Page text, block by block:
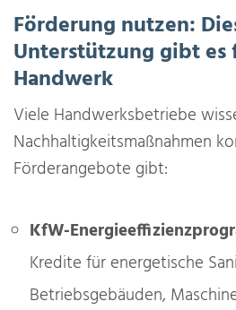
Förderung nutzen:
Unterstützung gibt es
Handwerk
Viele Handwerksbetriebe
Nachhaltigkeitsmaßnahmen
Förderangebote gibt:
KfW-
Kredite für energetische
Betriebsgebäuden,